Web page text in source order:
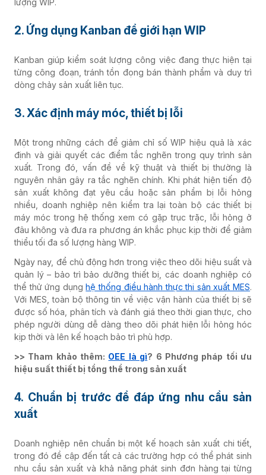
lượng WIP.
2. Ứng dụng Kanban để giới hạn WIP
Kanban giúp kiểm soát lượng công việc đang thực hiện tại
từng công đoạn, tránh tồn đọng bán thành phẩm và duy trì
dòng chảy sản xuất liên tục.
3. Xác định máy móc, thiết bị lỗi
Một trong những cách để giảm chỉ số WIP hiệu quả là xác
định và giải quyết các điểm tắc nghẽn trong quy trình sản
xuất. Trong đó, vấn đề về kỹ thuật và thiết bị thường là
nguyên nhân gây ra tắc nghẽn chính. Khi phát hiện tiến độ
sản xuất không đạt yêu cầu hoặc sản phẩm bị lỗi hỏng
nhiều, doanh nghiệp nên kiểm tra lại toàn bộ các thiết bị
máy móc trong hệ thống xem có gặp trục trặc, lỗi hỏng ở
đâu không và đưa ra phương án khắc phục kịp thời để giảm
thiểu tối đa số lượng hàng WIP.
Ngày nay, để chủ động hơn trong việc theo dõi hiệu suất và
quản lý – bảo trì bảo dưỡng thiết bị, các doanh nghiệp có
thể thử ứng dụnghệ thống điều hành thực thi sản xuất MES.
Với MES, toàn bộ thông tin về việc vận hành của thiết bị sẽ
được số hóa, phân tích và đánh giá theo thời gian thực, cho
phép người dùng dễ dàng theo dõi phát hiện lỗi hỏng hóc
kịp thời và lên kế hoạch bảo trì phù hợp.
>> Tham khảo thêm: OEE là gì? 6 Phương pháp tối ưu
hiệu suất thiết bị tổng thể trong sản xuất
4. Chuẩn bị trước để đáp ứng nhu cầu sản
xuất
Doanh nghiệp nên chuẩn bị một kế hoạch sản xuất chi tiết,
trong đó đề cập đến tất cả các trường hợp có thể phát sinh
nhu cầu sản xuất và khả năng phát sinh đơn hàng tại từng